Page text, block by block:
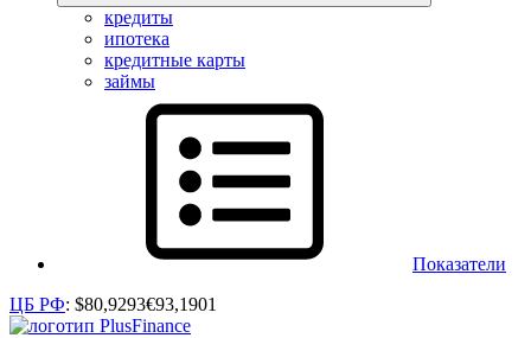
кредиты
ипотека
кредитные карты
займы
Показатели
ЦБ РФ: $80,9293€93,1901